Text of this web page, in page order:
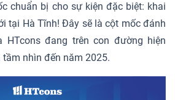
chuẩn bị cho sự kiện đặc biệt: khai
tại Hà Tĩnh! Đây sẽ là cột mốc đánh
HTcons đang trên con đường hiện
nhìn đến năm 2025.